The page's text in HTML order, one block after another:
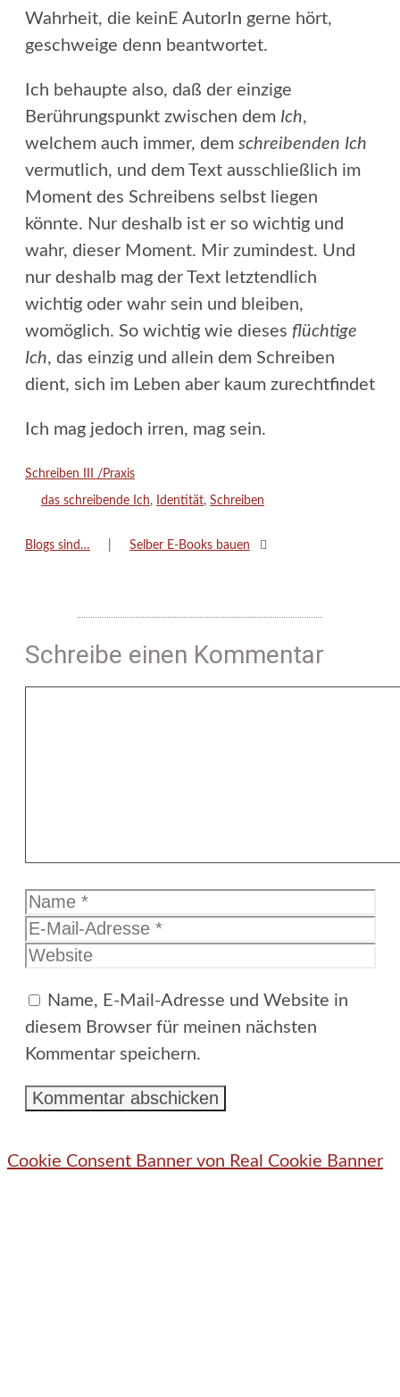
Wahrheit, die keinE AutorIn gerne hört,
geschweige denn beantwortet.
Ich behaupte also, daß der einzige
Berührungspunkt zwischen dem Ich,
welchem auch immer, dem schreibenden Ich
vermutlich, und dem Text ausschließlich im
Moment des Schreibens selbst liegen
könnte. Nur deshalb ist er so wichtig und
wahr, dieser Moment. Mir zumindest. Und
nur deshalb mag der Text letztendlich
wichtig oder wahr sein und bleiben,
womöglich. So wichtig wie dieses flüchtige
Ich, das einzig und allein dem Schreiben
dient, sich im Leben aber kaum zurechtfindet
Ich mag jedoch irren, mag sein.
Kategorien
Schreiben III /Praxis
Schlagwörter
das schreibende Ich, Identität, Schreiben
Blogs sind… Selber E-Books bauen
Schreibe einen Kommentar
Name
E-
Mail-
Website
Name, E-Mail-Adresse und Website in
diesem Browser für meinen nächsten
Kommentar speichern.
Cookie Consent Banner von Real Cookie Banner